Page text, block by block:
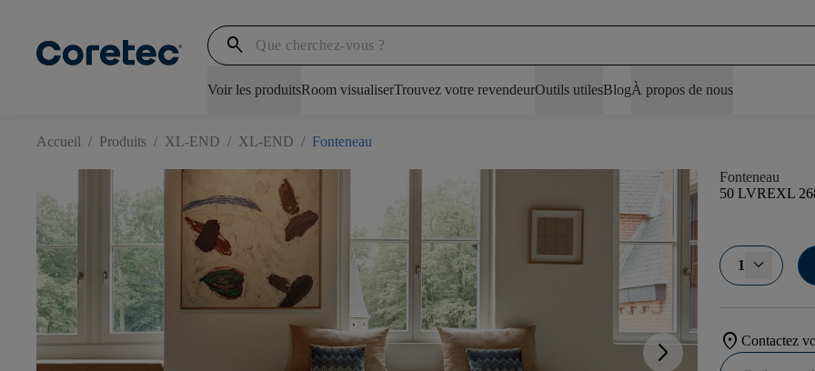
search
Voir les produitsRoom visualiserTrouvez votre revendeurOutils utilesBlogÀ propos de nous
Accueil / Produits / XL-END / XL-END / Fonteneau
arrow_forward_ios
Fonteneau
50 LVREXL
1
location_onContactez